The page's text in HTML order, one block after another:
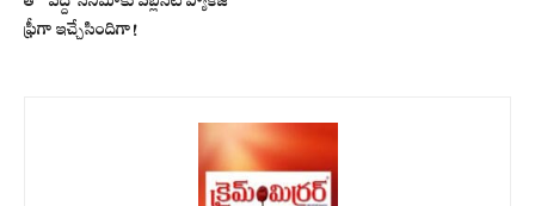
ఫ్రీగా ఇచ్చేసిందిగా!